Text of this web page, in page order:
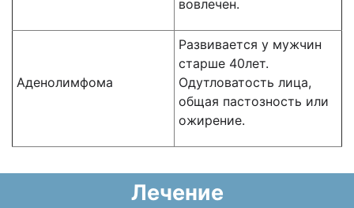
вовлечен.
Аденолимфома
Развивается у мужчин
старше 40лет.
Одутловатость лица,
общая пастозность или
ожирение.
Лечение